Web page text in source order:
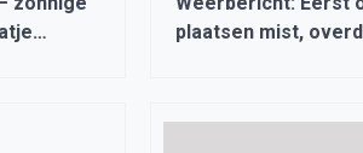
plaatsen mist,